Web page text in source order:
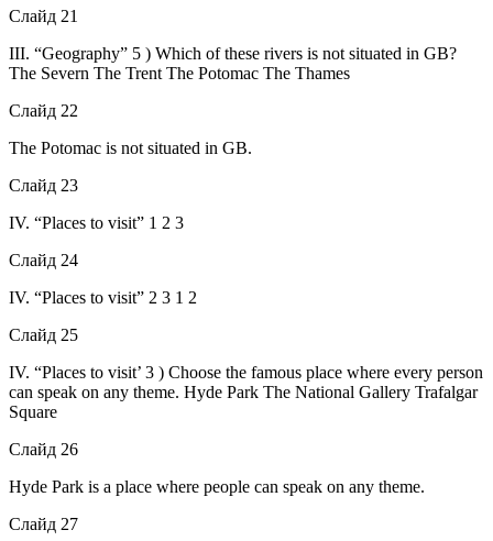
Слайд 21
III. “Geography” 5 ) Which of these rivers is not situated in GB?
The Severn The Trent The Potomac The Thames
Слайд 22
The Potomac is not situated in GB.
Слайд 23
IV. “Places to visit” 1 2 3
Слайд 24
IV. “Places to visit” 2 3 1 2
Слайд 25
IV. “Places to visit’ 3 ) Choose the famous place where every person
can speak on any theme. Hyde Park The National Gallery Trafalgar
Square
Слайд 26
Hyde Park is a place where people can speak on any theme.
Слайд 27